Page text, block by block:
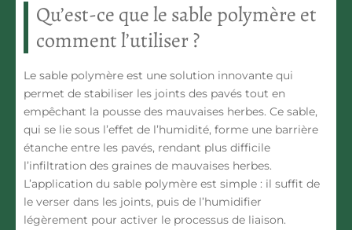
Qu’est-ce que le sable polymère et
comment l’utiliser ?
Le sable polymère est une solution innovante qui
permet de stabiliser les joints des pavés tout en
empêchant la pousse des mauvaises herbes. Ce sable,
qui se lie sous l’effet de l’humidité, forme une barrière
étanche entre les pavés, rendant plus difficile
l’infiltration des graines de mauvaises herbes.
L’application du sable polymère est simple : il suffit de
le verser dans les joints, puis de l’humidifier
légèrement pour activer le processus de liaison.